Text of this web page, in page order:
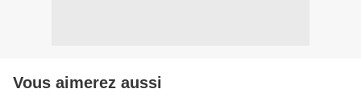
Vous aimerez aussi